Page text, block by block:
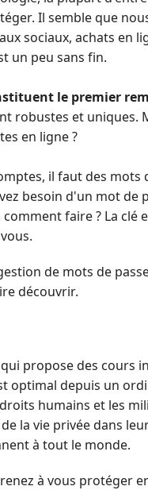
Il semble que
sociaux, achats en
un peu sans fin.
le premier
robustes et uniques.
en ligne ?
il faut des mots
besoin d'un mot
faire ? La
de mots de
découvrir.
propose des cours
optimal depuis un
humains et les
la vie privée dans
à tout le monde.
à vous protéger